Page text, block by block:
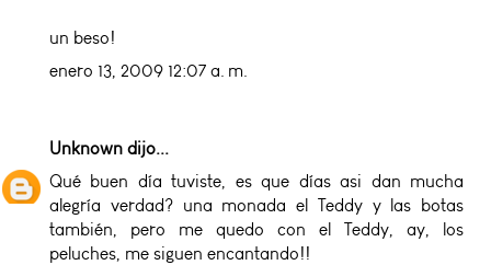
un beso!
enero 13, 2009 12:07 a. m.
Unknown dijo...
Qué buen día tuviste, es que días asi dan mucha
alegría verdad? una monada el Teddy y las botas
también, pero me quedo con el Teddy, ay, los
peluches, me siguen encantando!!